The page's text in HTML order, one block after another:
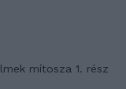
mítosza 1. rész